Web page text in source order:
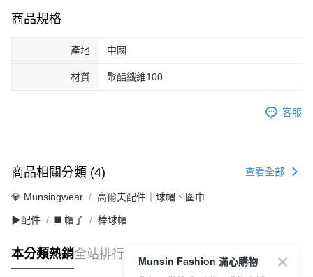
商品規格
產地 中國
材質 聚酯纖維100
客服
商品相關分類 (4) 查看全部
💎 Munsingwear 高爾夫配件｜球帽、圍巾
▶配件 ◼️ 帽子 棒球帽
本分類熱銷全站排行
Munsin Fashion 滿心購物